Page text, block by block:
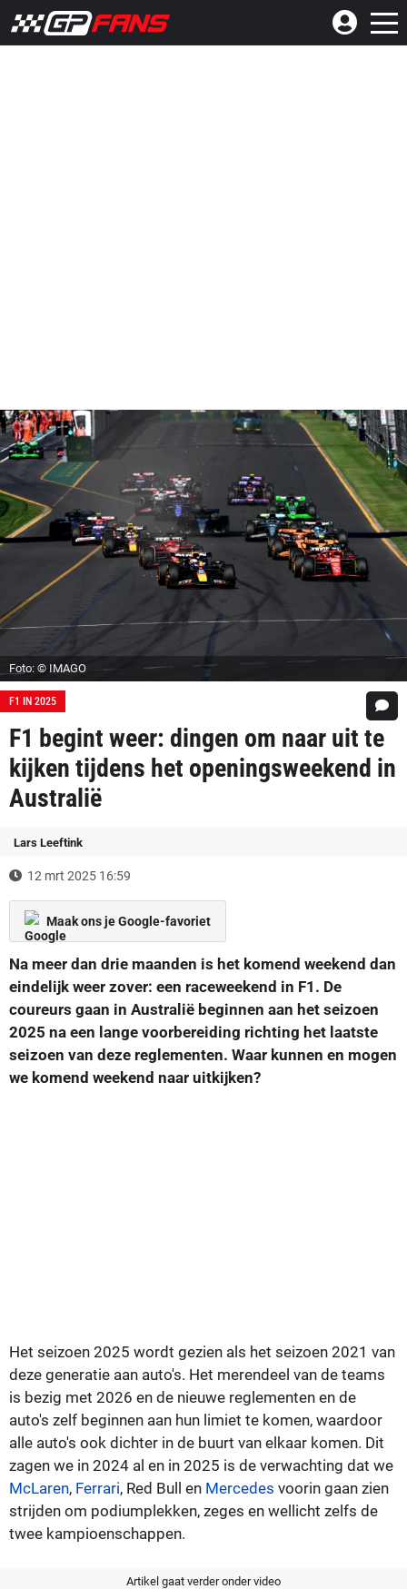
Foto: © IMAGO
F1 IN 2025
F1 begint weer: dingen om naar uit te
kijken tijdens het openingsweekend in
Australië
Lars Leeftink
12 mrt 2025 16:59
Maak ons je Google-favoriet
Na meer dan drie maanden is het komend weekend dan
eindelijk weer zover: een raceweekend in F1. De
coureurs gaan in Australië beginnen aan het seizoen
2025 na een lange voorbereiding richting het laatste
seizoen van deze reglementen. Waar kunnen en mogen
we komend weekend naar uitkijken?
Het seizoen 2025 wordt gezien als het seizoen 2021 van
deze generatie aan auto's. Het merendeel van de teams
is bezig met 2026 en de nieuwe reglementen en de
auto's zelf beginnen aan hun limiet te komen, waardoor
alle auto's ook dichter in de buurt van elkaar komen. Dit
zagen we in 2024 al en in 2025 is de verwachting dat we
McLaren, Ferrari, Red Bull en Mercedes voorin gaan zien
strijden om podiumplekken, zeges en wellicht zelfs de
twee kampioenschappen.
Artikel gaat verder onder video